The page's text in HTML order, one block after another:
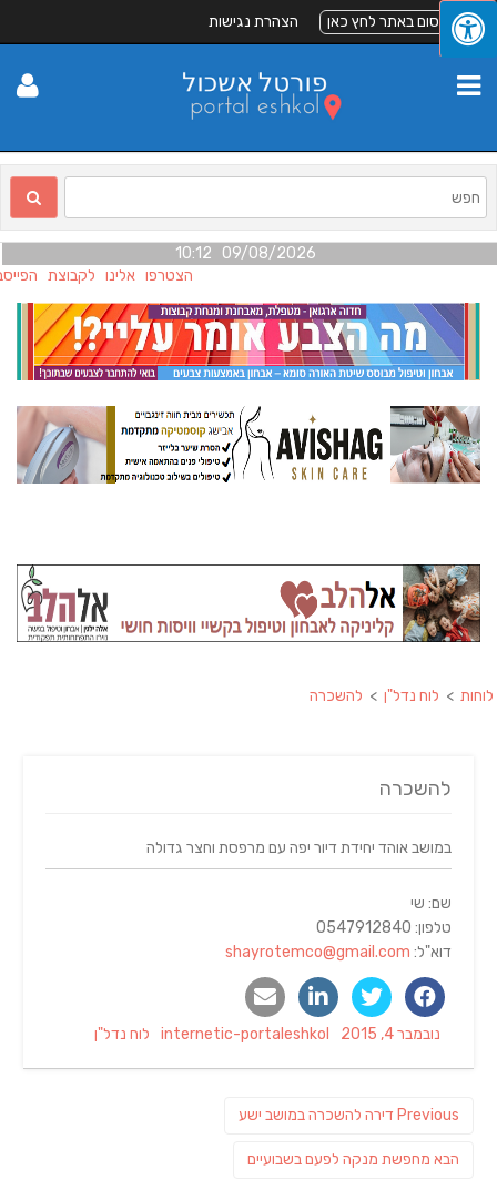
לפרסום באתר לחץ כאן הצהרת נגישות
09/08/2026 10:12
הצטרפו אלינו לקבוצת
לוחות > לוח נדל"ן > להשכרה
להשכרה
במושב אוהד יחידת דיור יפה עם מרפסת וחצר גדולה
שם: שי
טלפון: 0547912840
דוא"ל: shayrotemco@gmail.com
Posted
נובמבר 4, 2015 Author
internetic-portaleshkol
Categories
לוח נדל"ן
Previous
Previous
דירה להשכרה במושב ישע
הבא פוסט
מחפשת מנקה לפעם בשבועיים